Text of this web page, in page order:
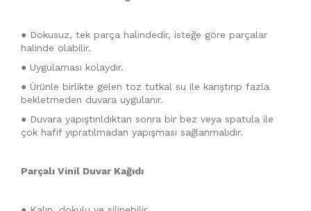
● Dokusuz, tek parça halindedir, isteğe göre parçalar
halinde olabilir.
● Uygulaması kolaydır.
● Ürünle birlikte gelen toz tutkal su ile karıştırıp fazla
bekletmeden duvara uygulanır.
● Duvara yapıştırıldıktan sonra bir bez veya spatula ile
çok hafif yıpratılmadan yapışması sağlanmalıdır.
Parçalı Vinil Duvar Kağıdı